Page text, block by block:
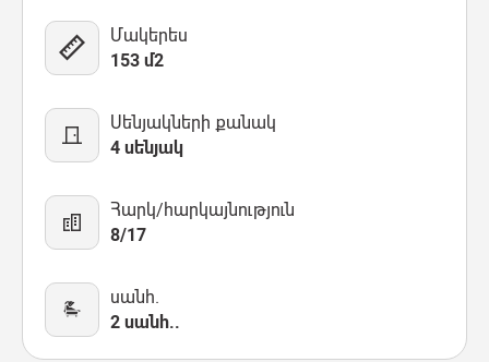
Մակերես
153 մ2
Սենյակների քանակ
4 սենյակ
Հարկ/հարկայնություն
8/17
սանհ.
2 սանհ..